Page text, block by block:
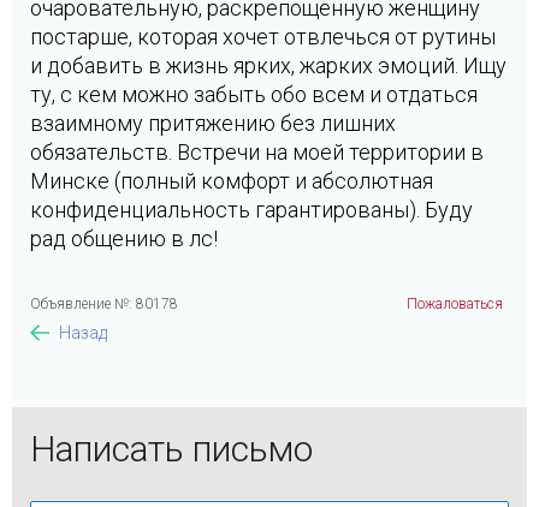
очаровательную, раскрепощенную женщину
постарше, которая хочет отвлечься от рутины
и добавить в жизнь ярких, жарких эмоций. Ищу
ту, с кем можно забыть обо всем и отдаться
взаимному притяжению без лишних
обязательств. Встречи на моей территории в
Минске (полный комфорт и абсолютная
конфиденциальность гарантированы). Буду
рад общению в лс!
Объявление №: 80178 Пожаловаться
Назад
Написать письмо